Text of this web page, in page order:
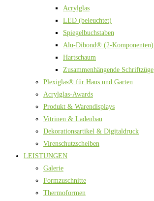
Acrylglas
LED (beleuchtet)
Spiegelbuchstaben
Alu-Dibond® (2-Komponenten)
Hartschaum
Zusammenhängende Schriftzüge
Plexiglas® für Haus und Garten
Acrylglas-Awards
Produkt & Warendisplays
Vitrinen & Ladenbau
Dekorationsartikel & Digitaldruck
Virenschutzscheiben
LEISTUNGEN
Galerie
Formzuschnitte
Thermoformen